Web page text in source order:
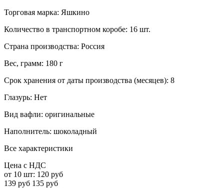
Торговая марка: Яшкино
Количество в транспортном коробе: 16 шт.
Страна производства: Россия
Вес, грамм: 180 г
Срок хранения от даты производства (месяцев): 8
Глазурь: Нет
Вид вафли: оригинальные
Наполнитель: шоколадный
Все характеристики
Цена с НДС
от 10 шт: 120 руб
139 руб 135 руб